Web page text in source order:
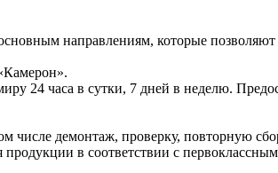
направлениям, которые
24 часа в сутки, 7 дней в неделю.
демонтаж, проверку, повторную
в соответствии с